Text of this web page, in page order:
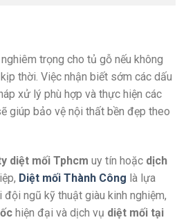
trọng cho tủ gỗ nếu không
thời. Việc nhận biết sớm các dấu
xử lý phù hợp và thực hiện các
giúp bảo vệ nội thất bền đẹp theo
diệt mối Tphcm uy tín hoặc dịch
Diệt mối Thành Công là lựa
đội ngũ kỹ thuật giàu kinh nghiệm,
hiện đại và dịch vụ diệt mối tại